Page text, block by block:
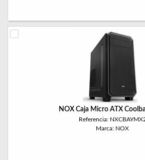
NOX Caja Micro ATX
Referencia:
Marca: NOX